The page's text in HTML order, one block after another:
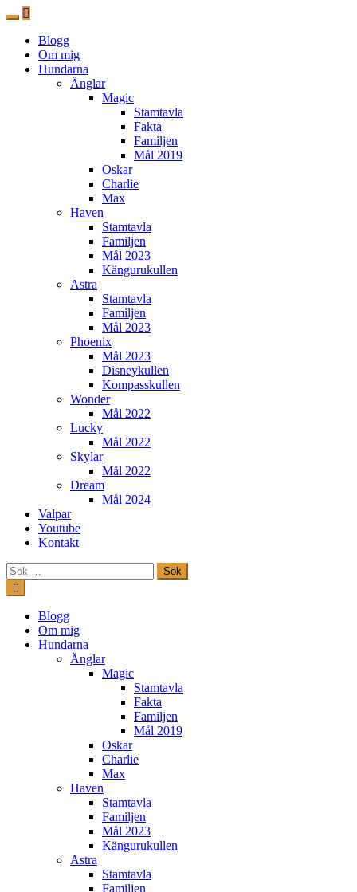
Blogg
Om mig
Hundarna
Änglar
Magic
Stamtavla
Fakta
Familjen
Mål 2019
Oskar
Charlie
Max
Haven
Stamtavla
Familjen
Mål 2023
Kängurukullen
Astra
Stamtavla
Familjen
Mål 2023
Phoenix
Mål 2023
Disneykullen
Kompasskullen
Wonder
Mål 2022
Lucky
Mål 2022
Skylar
Mål 2022
Dream
Mål 2024
Valpar
Youtube
Kontakt
Sök
efter:
Hoppa
till
innehåll
Freestylehundar.se
Blogg
Om mig
Hundarna
Änglar
Magic
Stamtavla
Fakta
Familjen
Mål 2019
Oskar
Charlie
Max
Haven
Stamtavla
Familjen
Mål 2023
Kängurukullen
Astra
Stamtavla
Familjen